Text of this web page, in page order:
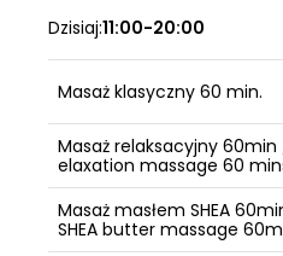
Dzisiaj:11:00-20:00
Masaż klasyczny 60 min.
Masaż relaksacyjny 60min
elaxation massage 60
Masaż masłem SHEA
SHEA butter massage